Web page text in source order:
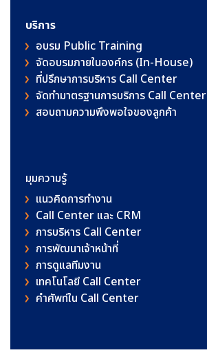
บริการ
อบรม Public Training
จัดอบรมภายในองค์กร (In-House)
ที่ปรึกษาการบริหาร Call Center
จัดทำมาตรฐานการบริการ Call Center
สอบถามความพึงพอใจของลูกค้า
มุมความรู้
แนวคิดการทำงาน
Call Center และ CRM
การบริหาร Call Center
การพัฒนาเจ้าหน้าที่
การดูแลทีมงาน
เทคโนโลยี Call Center
คําศัพท์ใน Call Center